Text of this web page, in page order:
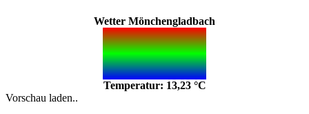
Wetter Mönchengladbach
Temperatur: 13,23 °C
Vorschau laden..